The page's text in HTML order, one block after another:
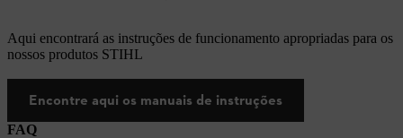
Aqui encontrará as instruções de funcionamento apropriadas para os
nossos produtos STIHL
Encontre aqui os manuais de instruções
FAQ